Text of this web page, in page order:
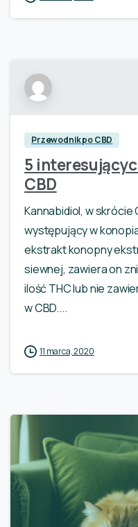
Przewodnik po CBD
5
CBD
Kannabidiol, w skrócie
występujący w
ekstrakt konopny
siewnej, zawiera on
ilość THC lub nie
w CBD....
11 marca, 2020